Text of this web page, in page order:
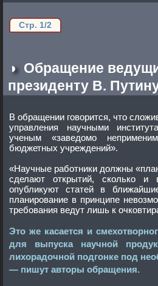
Стр. 1/2
◑ Обращение
президенту В.
В обращении говорится, что сложившаяся в стране система
управления научными институтами пытается
ученым «заведомо
бюджетных учреждений».
«Научные работники должны
сделают открытий, сколько и
опубликуют статей в ближайшие несколько лет. Такое
планирование в принципе невозможно, и соответствующие
Это же касается и
для выпуска научной продукции, что сводится к
лихорадочной подгонке под необходимые
— пишут авторы обращения.